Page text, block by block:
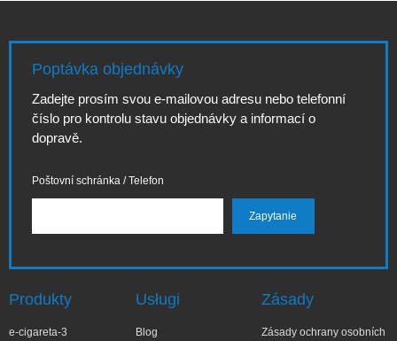
Poptávka objednávky
Zadejte prosím svou e-mailovou adresu nebo telefonní
číslo pro kontrolu stavu objednávky a informací o
dopravě.
Poštovní schránka / Telefon
Produkty
e-cigareta-3
Usługi
Blog
Zásady
Zásady ochrany osobních